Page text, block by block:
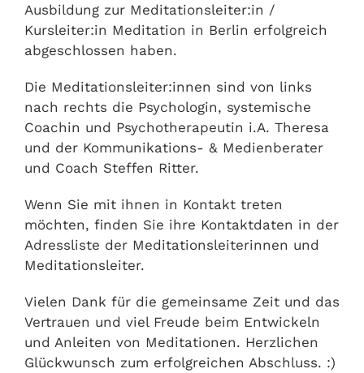
Ausbildung zur Meditationsleiter:in /
Kursleiter:in Meditation in Berlin erfolgreich
abgeschlossen haben.
Die Meditationsleiter:innen sind von links
nach rechts die Psychologin, systemische
Coachin und Psychotherapeutin i.A. Theresa
und der Kommunikations- & Medienberater
und Coach Steffen Ritter.
Wenn Sie mit ihnen in Kontakt treten
möchten, finden Sie ihre Kontaktdaten in der
Adressliste der Meditationsleiterinnen und
Meditationsleiter.
Vielen Dank für die gemeinsame Zeit und das
Vertrauen und viel Freude beim Entwickeln
und Anleiten von Meditationen. Herzlichen
Glückwunsch zum erfolgreichen Abschluss. :)